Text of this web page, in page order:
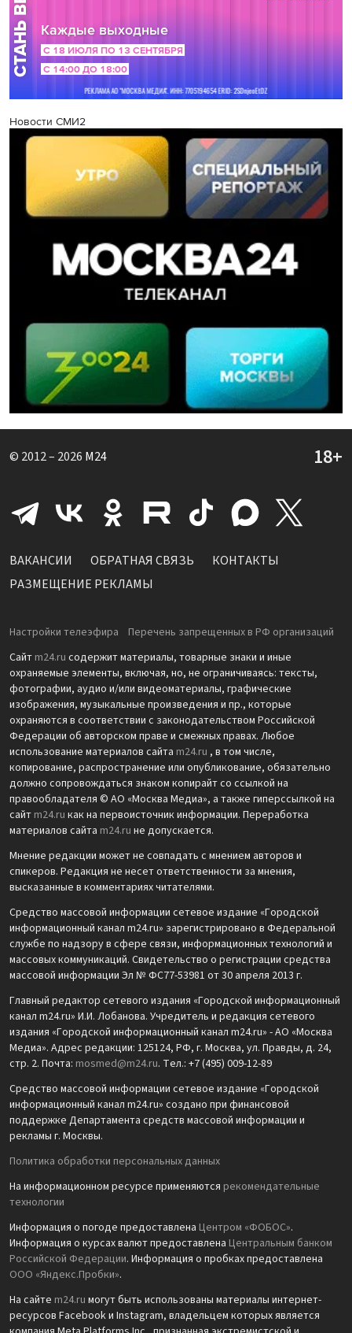
Новости СМИ2
© 2012 – 2026 M24
ВАКАНСИИ ОБРАТНАЯ СВЯЗЬ
КОНТАКТЫ
РАЗМЕЩЕНИЕ РЕКЛАМЫ
Настройки телеэфира
Перечень запрещенных в РФ организаций
Сайт m24.ru содержит материалы, товарные знаки и иные
охраняемые элементы, включая, но, не ограничиваясь: тексты,
фотографии, аудио и/или видеоматериалы, графические
изображения, музыкальные произведения и пр., которые
охраняются в соответствии с законодательством Российской
Федерации об авторском праве и смежных правах. Любое
использование материалов сайта m24.ru , в том числе,
копирование, распространение или опубликование, обязательно
должно сопровождаться знаком копирайт со ссылкой на
правообладателя © АО «Москва Медиа», а также гиперссылкой на
сайт m24.ru как на первоисточник информации. Переработка
материалов сайта m24.ru не допускается.
Мнение редакции может не совпадать с мнением авторов и
спикеров. Редакция не несет ответственности за мнения,
высказанные в комментариях читателями.
Средство массовой информации сетевое издание «Городской
информационный канал m24.ru» зарегистрировано в Федеральной
службе по надзору в сфере связи, информационных технологий и
массовых коммуникаций. Свидетельство о регистрации средства
массовой информации Эл № ФС77-53981 от 30 апреля 2013 г.
Главный редактор сетевого издания «Городской информационный
канал m24.ru» И.И. Лобанова. Учредитель и редакция сетевого
издания «Городской информационный канал m24.ru» - АО «Москва
Медиа». Адрес редакции: 125124, РФ, г. Москва, ул. Правды, д. 24,
стр. 2. Почта: mosmed@m24.ru. Тел.: +7 (495) 009-12-89
Средство массовой информации сетевое издание «Городской
информационный канал m24.ru» создано при финансовой
поддержке Департамента средств массовой информации и
рекламы г. Москвы.
Политика обработки персональных данных
На информационном ресурсе применяются рекомендательные
технологии
Информация о погоде предоставлена Центром «ФОБОС».
Информация о курсах валют предоставлена Центральным банком
Российской Федерации. Информация о пробках предоставлена
ООО «Яндекс.Пробки».
На сайте m24.ru могут быть использованы материалы интернет-
ресурсов Facebook и Instagram, владельцем которых является